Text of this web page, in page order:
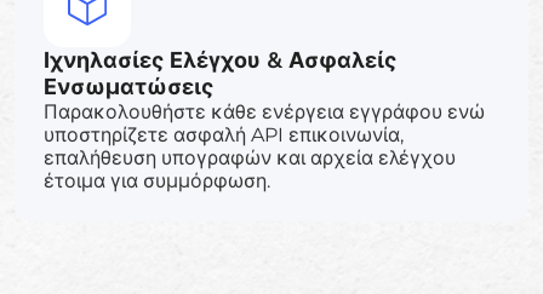
Ιχνηλασίες Ελέγχου & Ασφαλείς
Ενσωματώσεις
Παρακολουθήστε κάθε ενέργεια εγγράφου ενώ
υποστηρίζετε ασφαλή API επικοινωνία,
επαλήθευση υπογραφών και αρχεία ελέγχου
έτοιμα για συμμόρφωση.